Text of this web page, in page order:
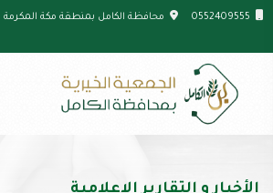
0552409555 محافظة الكامل بمنطقة مكة المكرمة
الأخبار و التقارير الإعلامية